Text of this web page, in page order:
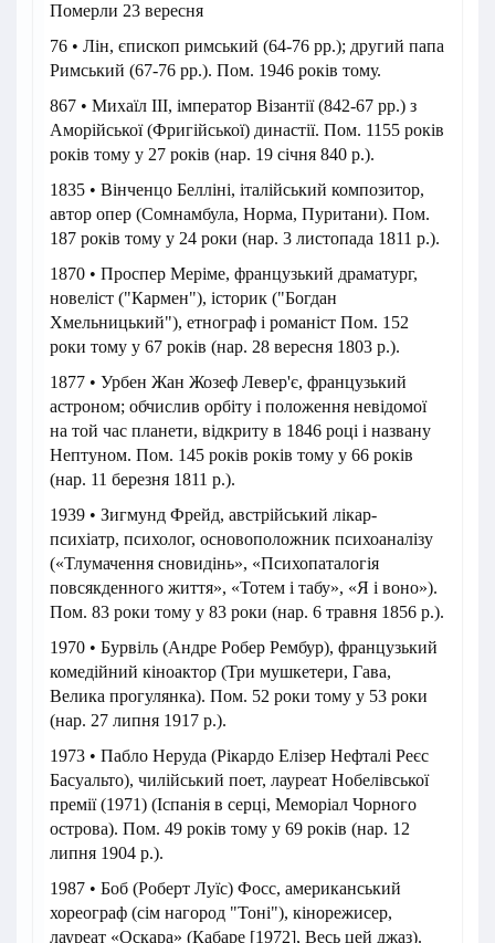
Померли 23 вересня
76 • Лін, єпископ римський (64-76 рр.); другий папа
Римський (67-76 рр.). Пом. 1946 років тому.
867 • Михаїл III, імператор Візантії (842-67 рр.) з
Аморійської (Фригійської) династії. Пом. 1155 років
років тому у 27 років (нар. 19 січня 840 р.).
1835 • Вінченцо Белліні, італійський композитор,
автор опер (Сомнамбула, Норма, Пуритани). Пом.
187 років тому у 24 роки (нар. 3 листопада 1811 р.).
1870 • Проспер Меріме, французький драматург,
новеліст ("Кармен"), історик ("Богдан
Хмельницький"), етнограф і романіст Пом. 152
роки тому у 67 років (нар. 28 вересня 1803 р.).
1877 • Урбен Жан Жозеф Левер'є, французький
астроном; обчислив орбіту і положення невідомої
на той час планети, відкриту в 1846 році і названу
Нептуном. Пом. 145 років років тому у 66 років
(нар. 11 березня 1811 р.).
1939 • Зигмунд Фрейд, австрійський лікар-
психіатр, психолог, основоположник психоаналізу
(«Тлумачення сновидінь», «Психопаталогія
повсякденного життя», «Тотем і табу», «Я і воно»).
Пом. 83 роки тому у 83 роки (нар. 6 травня 1856 р.).
1970 • Бурвіль (Андре Робер Рембур), французький
комедійний кіноактор (Три мушкетери, Гава,
Велика прогулянка). Пом. 52 роки тому у 53 роки
(нар. 27 липня 1917 р.).
1973 • Пабло Неруда (Рікардо Елізер Нефталі Реєс
Басуальто), чилійський поет, лауреат Нобелівської
премії (1971) (Іспанія в серці, Меморіал Чорного
острова). Пом. 49 років тому у 69 років (нар. 12
липня 1904 р.).
1987 • Боб (Роберт Луїс) Фосс, американський
хореограф (сім нагород "Тоні"), кінорежисер,
лауреат «Оскара» (Кабаре [1972], Весь цей джаз).